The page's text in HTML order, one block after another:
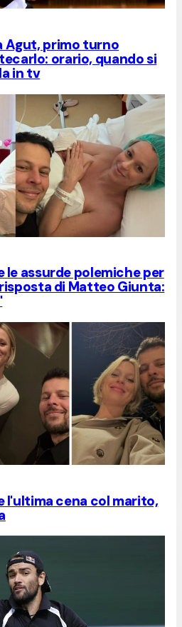
primo turno
orario, quando si
in tv
le assurde polemiche per
di Matteo Giunta:
l'ultima cena col marito,